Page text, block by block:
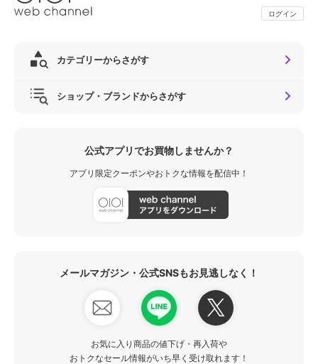
ログイン
カテゴリーからさがす
ショップ・ブランドからさがす
公式アプリでお買物しませんか？
アプリ限定クーポンやおトクな情報を配信中！
メールマガジン・公式SNSもお見逃しなく！
お気に入り商品の値下げ・再入荷や
おトクなセール情報がいち早く受け取れます！